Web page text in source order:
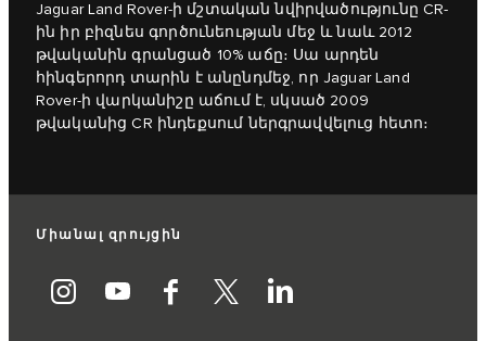
Jaguar Land Rover-ի մշտական նվիրվածությունը CR-
ին իր բիզնես գործունեության մեջ և նաև 2012
թվականին գրանցած 10% աճը։ Սա արդեն
հինգերորդ տարին է անընդմեջ, որ Jaguar Land
Rover-ի վարկանիշը աճում է, սկսած 2009
թվականից CR ինդեքսում ներգրավվելուց հետո։
Միանալ զրույցին